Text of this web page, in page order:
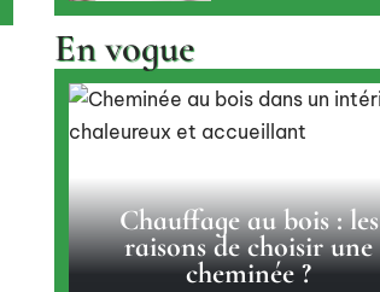
En vogue
Chauffage au bois : les
raisons de choisir une
cheminée ?